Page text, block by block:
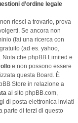
d’ordine legale
riesci a trovarlo, prova
Se ancora non
(fai una ricerca con
(ad es. yahoo,
Nota che phpBB Limited e
e non possono essere
questa Board. È
Store in relazione a
al sito phpBB.com,
di posta elettronica inviati
parte di terzi di questo